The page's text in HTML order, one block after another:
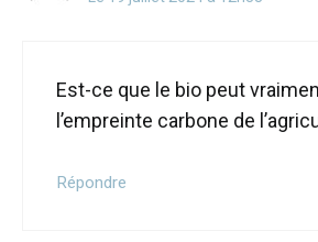
Est-ce que le bio peut
l’empreinte carbone de
Répondre